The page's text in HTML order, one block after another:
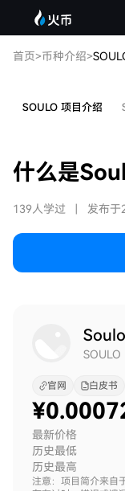
首页>币种介绍>
SOULO 项目介绍
什么是
139人学过 发布于
SOULO
官网 白皮书
¥
最新价格
历史最低
历史最高
注意：项目简介来自